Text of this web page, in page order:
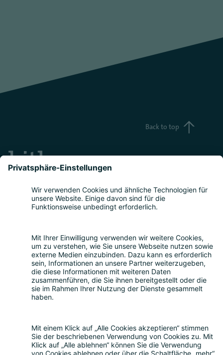
Back to top
Teilnahme
Themen
Bitkom Events App
Über uns
Rückblick
Kontakt